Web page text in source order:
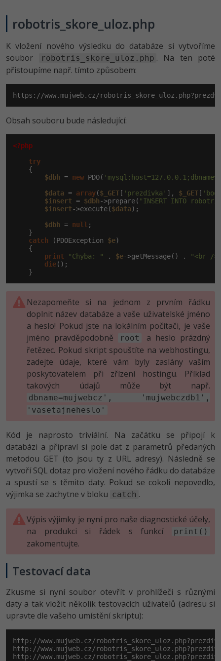
robotris_skore_u­loz.php
K vložení nového výsledku do databáze si vytvoříme
soubor
robotris_skore_uloz.php . Na ten poté
přistoupíme např. tímto způsobem:
https://www.mujweb.cz/
Obsah souboru bude následující:
<?php
try
    {
$dbh = new PDO(
$data = array($_GET [ 'prezdivka' ], $_GET [
$insert = $dbh->prepare( "INSERT INTO
$insert->execute($data);
$dbh = null ;
    }
catch (PDOException $e)
    {
print
"Chyba: " . $e->getMessage() .
"<br /
die();
    }
Nezapomeňte si na jednom z prvním řádku
doplnit název databáze a vaše uživatelské jméno
a heslo! Pokud jste na lokálním počítači, je vaše
jméno pravděpodobně
root
a heslo prázdný
řetězec. Pokud skript spouštíte na webhostingu,
zadejte údaje, které vám byly zaslány vaším
poskytovatelem při zřízení hostingu. Příklad
takových údajů může být např.
dbname=mujwebcz', 'mujwebczdb1',
'vasetajneheslo'
Kód je naprosto triviální. Na začátku se připojí k
databázi a připraví si pole dat z parametrů předaných
metodou GET (to jsou ty z URL adresy). Následně se
vytvoří SQL dotaz pro vložení nového řádku do databáze
a spustí se s těmito daty. Pokud se cokoli nepovedlo,
výjimka se zachytne v bloku catch .
Výpis výjimky je nyní pro naše diagnostické účely,
na produkci si řádek s funkcí
print()
zakomentujte.
Testovací data
Zkusme si nyní soubor otevřít v prohlížeči s různými
daty a tak vložit několik testovacích uživatelů (adresu si
upravte dle vašeho umístění skriptu):
http://www.mujweb.cz/
http://www.mujweb.cz/
http://www.mujweb.cz/